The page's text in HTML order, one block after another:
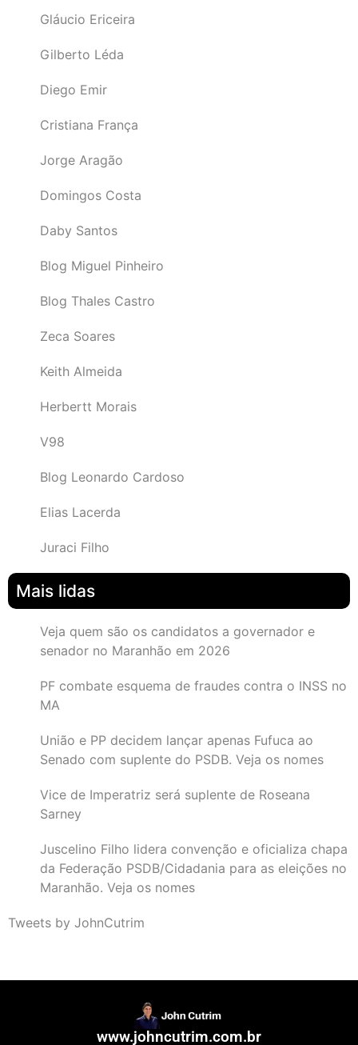
Gláucio Ericeira
Gilberto Léda
Diego Emir
Cristiana França
Jorge Aragão
Domingos Costa
Daby Santos
Blog Miguel Pinheiro
Blog Thales Castro
Zeca Soares
Keith Almeida
Herbertt Morais
V98
Blog Leonardo Cardoso
Elias Lacerda
Juraci Filho
Mais lidas
Veja quem são os candidatos a governador e
senador no Maranhão em 2026
PF combate esquema de fraudes contra o INSS no
MA
União e PP decidem lançar apenas Fufuca ao
Senado com suplente do PSDB. Veja os nomes
Vice de Imperatriz será suplente de Roseana
Sarney
Juscelino Filho lidera convenção e oficializa chapa
da Federação PSDB/Cidadania para as eleições no
Maranhão. Veja os nomes
Tweets by JohnCutrim
www.johncutrim.com.br